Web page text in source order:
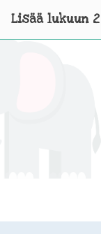
Lisää lukuun 2